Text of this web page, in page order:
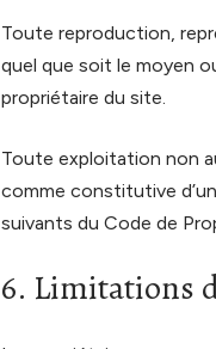
Toute reproduction,
quel que soit le moyen
propriétaire du site.
Toute exploitation non
comme constitutive
suivants du Code de
6. Limitations